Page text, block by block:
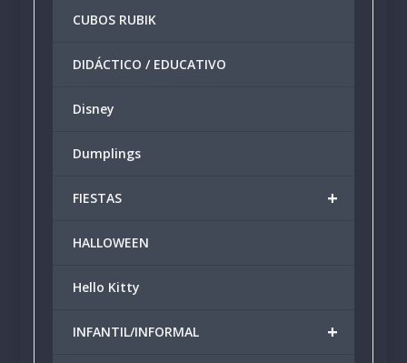
CUBOS RUBIK
DIDÁCTICO / EDUCATIVO
Disney
Dumplings
+
FIESTAS
HALLOWEEN
Hello Kitty
+
INFANTIL/INFORMAL